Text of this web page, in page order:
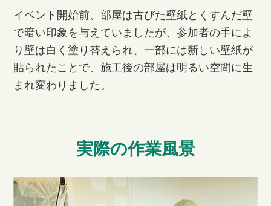
イベント開始前、部屋は古びた壁紙とくすんだ壁
で暗い印象を与えていましたが、参加者の手によ
り壁は白く塗り替えられ、一部には新しい壁紙が
貼られたことで、施工後の部屋は明るい空間に生
まれ変わりました。
実際の作業風景